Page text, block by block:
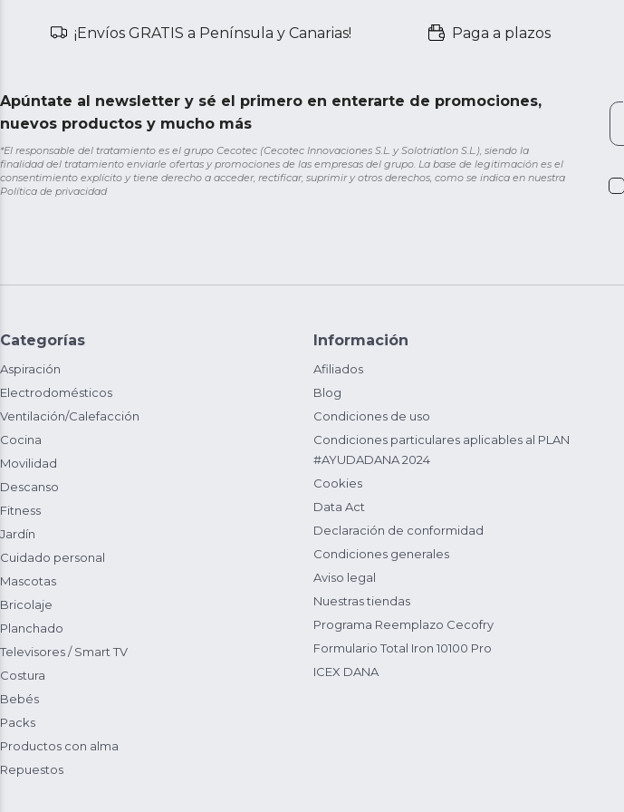
¡Envíos GRATIS a Península y Canarias! Paga a plazos
Apúntate al newsletter y sé el primero en enterarte de promociones,
nuevos productos y mucho más
*El responsable del tratamiento es el grupo Cecotec (Cecotec Innovaciones S.L. y Solotriatlon S.L.), siendo la
finalidad del tratamiento enviarle ofertas y promociones de las empresas del grupo. La base de legitimación es el
consentimiento explícito y tiene derecho a acceder, rectificar, suprimir y otros derechos, como se indica en nuestra
Política de privacidad
Categorías
Aspiración
Electrodomésticos
Ventilación/Calefacción
Cocina
Movilidad
Descanso
Fitness
Jardín
Cuidado personal
Mascotas
Bricolaje
Planchado
Televisores / Smart TV
Costura
Bebés
Packs
Productos con alma
Repuestos
Información
Afiliados
Blog
Condiciones de uso
Condiciones particulares aplicables al PLAN
#AYUDADANA 2024
Cookies
Data Act
Declaración de conformidad
Condiciones generales
Aviso legal
Nuestras tiendas
Programa Reemplazo Cecofry
Formulario Total Iron 10100 Pro
ICEX DANA